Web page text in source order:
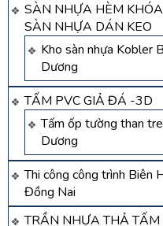
SÀN NHỰA HÈM
SÀN NHỰA DÁN KEO
Kho sàn nhựa Kobler
Dương
TẤM PVC GIẢ ĐÁ -3D
Tấm ốp tường than
Dương
Thi công công trình Biên
Đồng Nai
TRẦN NHỰA THẢ TẤM